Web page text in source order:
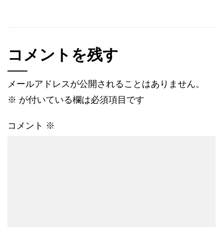
コメントを残す
メールアドレスが公開されることはありません。
※ が付いている欄は必須項目です
コメント ※